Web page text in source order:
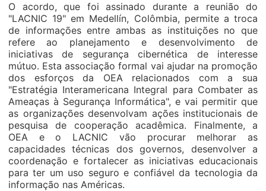
O acordo, que foi assinado durante a reunião do
"LACNIC 19" em Medellín, Colômbia, permite a troca
de informações entre ambas as instituições no que
refere ao planejamento e desenvolvimento de
iniciativas de segurança cibernética de interesse
mútuo. Esta associação formal vai ajudar na promoção
dos esforços da OEA relacionados com a sua
"Estratégia Interamericana Integral para Combater as
Ameaças à Segurança Informática", e vai permitir que
as organizações desenvolvam ações institucionais de
pesquisa de cooperação acadêmica. Finalmente, a
OEA e o LACNIC vão procurar melhorar as
capacidades técnicas dos governos, desenvolver a
coordenação e fortalecer as iniciativas educacionais
para ter um uso seguro e confiável da tecnologia da
informação nas Américas.